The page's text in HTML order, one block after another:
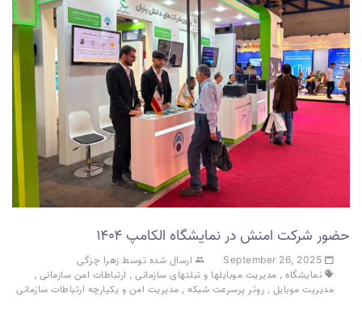
حضور شرکت امنش در نمایشگاه الکامپ ۱۴۰۴
ارسال شده توسط زهرا چزگی
نمایشگاه , مدیریت موبایلها و تبلتهای سازمانی , ارتباطات امن سازمانی ,
مدیریت موبایل , روتر پرسرعت شبکه , مدیریت امن و یکپارچه ارتباطات سازمانی